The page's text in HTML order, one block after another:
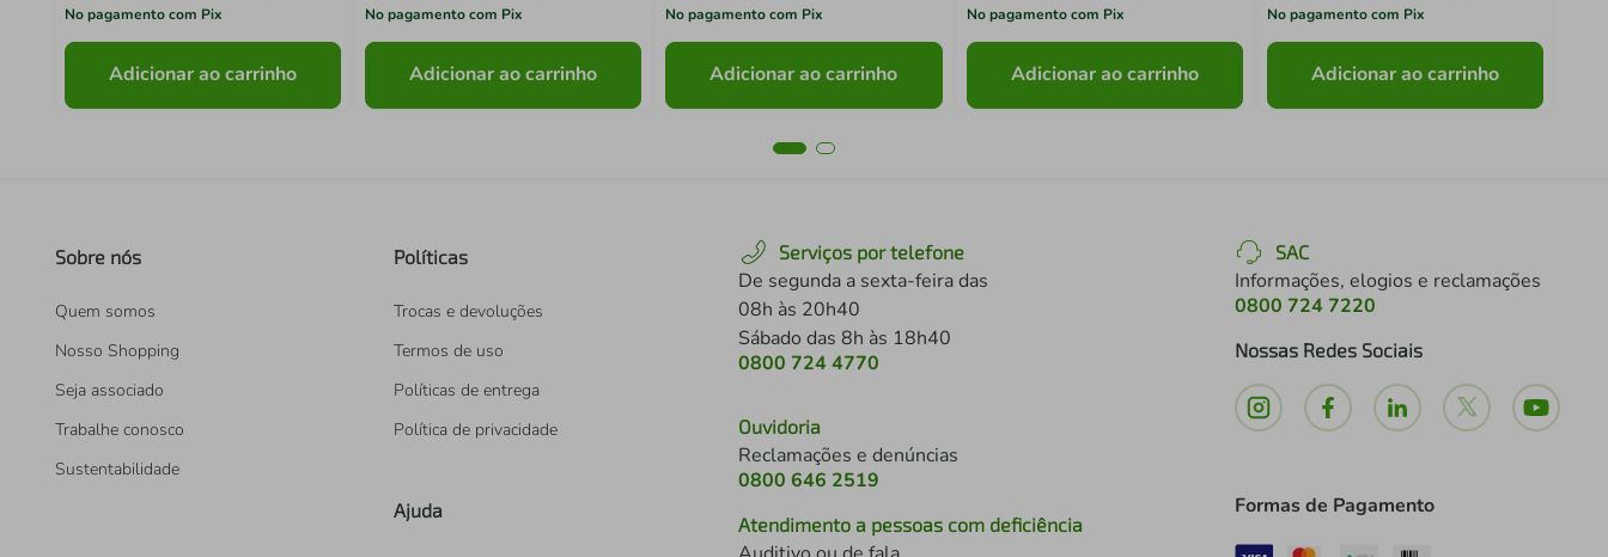
No pagamento com Pix
Adicionar ao carrinho
No pagamento com Pix
Adicionar ao carrinho
No pagamento com Pix
Adicionar ao carrinho
No pagamento com Pix
Adicionar ao carrinho
No pagamento com Pix
Adicionar ao carrinho
Sobre nós
Quem somos
Nosso Shopping
Seja associado
Trabalhe conosco
Sustentabilidade
Políticas
Trocas e devoluções
Termos de uso
Políticas de entrega
Política de privacidade
Ajuda
Serviços por telefone
De segunda a sexta-feira das
08h às 20h40
Sábado das 8h às 18h40
0800 724 4770
Ouvidoria
Reclamações e denúncias
0800 646 2519
Atendimento a pessoas com deficiência
SAC
Informações, elogios e reclamações
0800 724 7220
Nossas Redes Sociais
Formas de Pagamento